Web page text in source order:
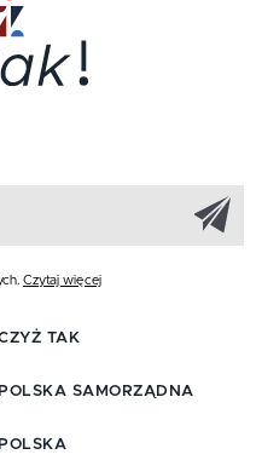
Czytaj więcej
TAK
POLSKA SAMORZĄDNA
POLSKA